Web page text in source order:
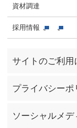
資材調達
採用情報
サイトのご利用
プライバシーポ
ソーシャルメ